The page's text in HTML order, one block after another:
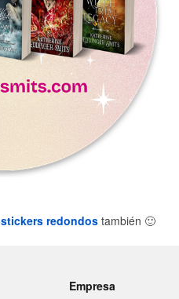
stickers redondos también 🙂
Empresa